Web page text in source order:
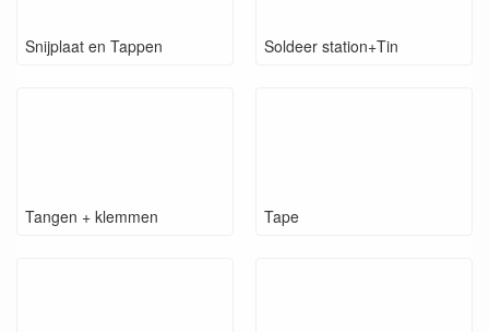
Snijplaat en Tappen Soldeer station+Tin
Tangen + klemmen Tape